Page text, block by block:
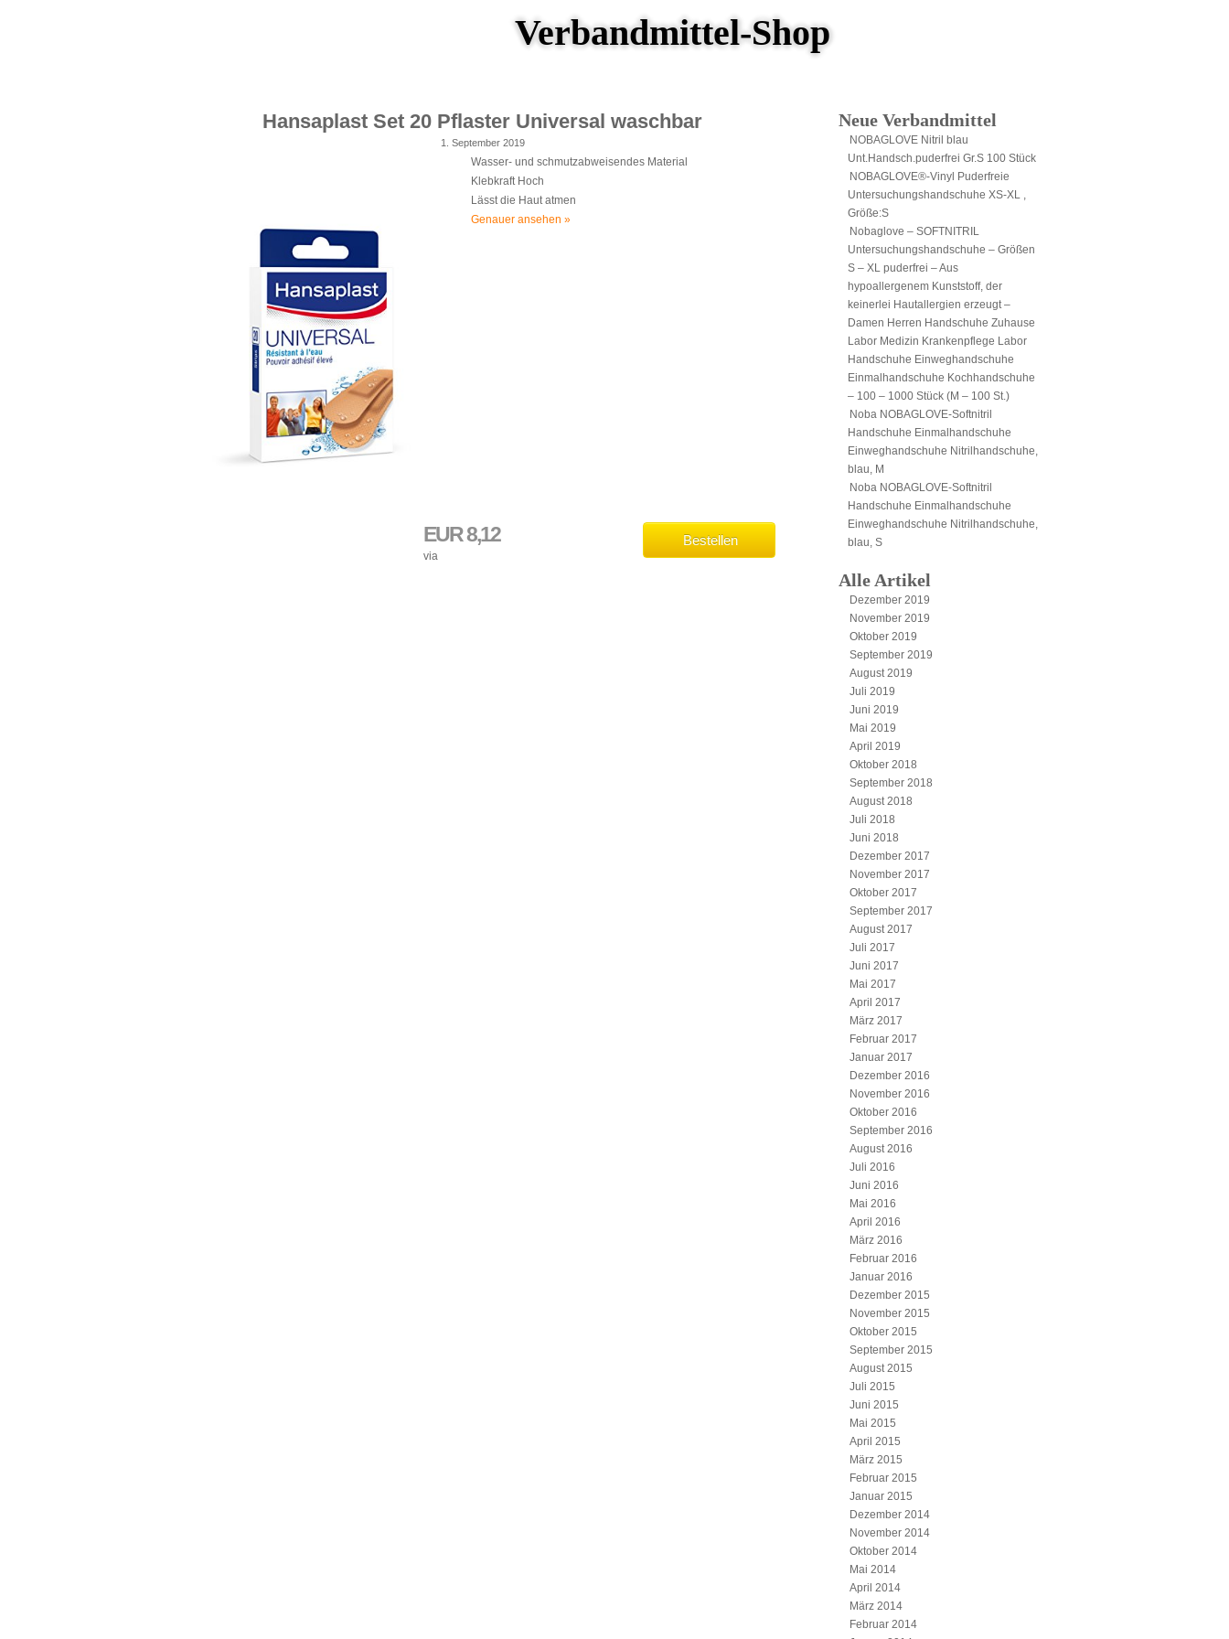
Verbandmittel-Shop
Hansaplast Set 20 Pflaster Universal waschbar
1. September 2019
Wasser- und schmutzabweisendes Material
Klebkraft Hoch
Lässt die Haut atmen
Genauer ansehen »
Bestellen
EUR 8,12
via
Neue Verbandmittel
NOBAGLOVE Nitril blau
Unt.Handsch.puderfrei Gr.S 100 Stück
NOBAGLOVE®-Vinyl Puderfreie
Untersuchungshandschuhe XS-XL ,
Größe:S
Nobaglove – SOFTNITRIL
Untersuchungshandschuhe – Größen
S – XL puderfrei – Aus
hypoallergenem Kunststoff, der
keinerlei Hautallergien erzeugt –
Damen Herren Handschuhe Zuhause
Labor Medizin Krankenpflege Labor
Handschuhe Einweghandschuhe
Einmalhandschuhe Kochhandschuhe
– 100 – 1000 Stück (M – 100 St.)
Noba NOBAGLOVE-Softnitril
Handschuhe Einmalhandschuhe
Einweghandschuhe Nitrilhandschuhe,
blau, M
Noba NOBAGLOVE-Softnitril
Handschuhe Einmalhandschuhe
Einweghandschuhe Nitrilhandschuhe,
blau, S
Alle Artikel
Dezember 2019
November 2019
Oktober 2019
September 2019
August 2019
Juli 2019
Juni 2019
Mai 2019
April 2019
Oktober 2018
September 2018
August 2018
Juli 2018
Juni 2018
Dezember 2017
November 2017
Oktober 2017
September 2017
August 2017
Juli 2017
Juni 2017
Mai 2017
April 2017
März 2017
Februar 2017
Januar 2017
Dezember 2016
November 2016
Oktober 2016
September 2016
August 2016
Juli 2016
Juni 2016
Mai 2016
April 2016
März 2016
Februar 2016
Januar 2016
Dezember 2015
November 2015
Oktober 2015
September 2015
August 2015
Juli 2015
Juni 2015
Mai 2015
April 2015
März 2015
Februar 2015
Januar 2015
Dezember 2014
November 2014
Oktober 2014
Mai 2014
April 2014
März 2014
Februar 2014